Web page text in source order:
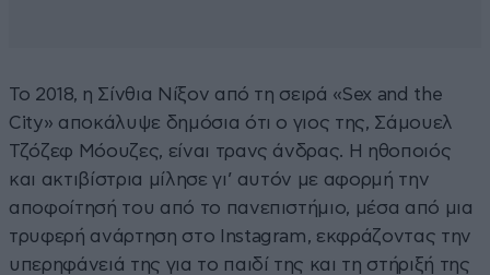
Το 2018, η Σίνθια Νίξον από τη σειρά «Sex and the
City» αποκάλυψε δημόσια ότι ο γιος της, Σάμουελ
Τζόζεφ Μόουζες, είναι τρανς άνδρας. Η ηθοποιός
και ακτιβίστρια μίλησε γι’ αυτόν με αφορμή την
αποφοίτησή του από το πανεπιστήμιο, μέσα από μια
τρυφερή ανάρτηση στο Instagram, εκφράζοντας την
υπερηφάνειά της για το παιδί της και τη στήριξή της